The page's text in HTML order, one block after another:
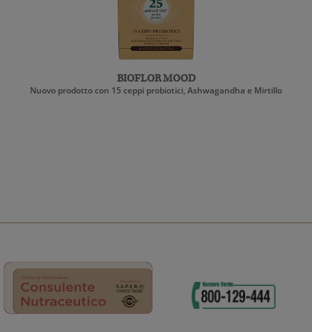
BIOFLOR MOOD
Nuovo prodotto con 15 ceppi probiotici, Ashwagandha e Mirtillo